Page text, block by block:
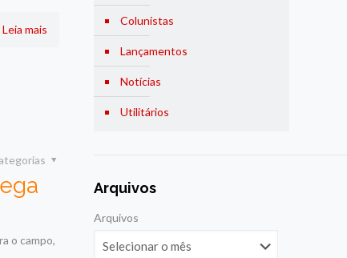
Leia mais
o campo,
Colunistas
Lançamentos
Notícias
Utilitários
Arquivos
Arquivos